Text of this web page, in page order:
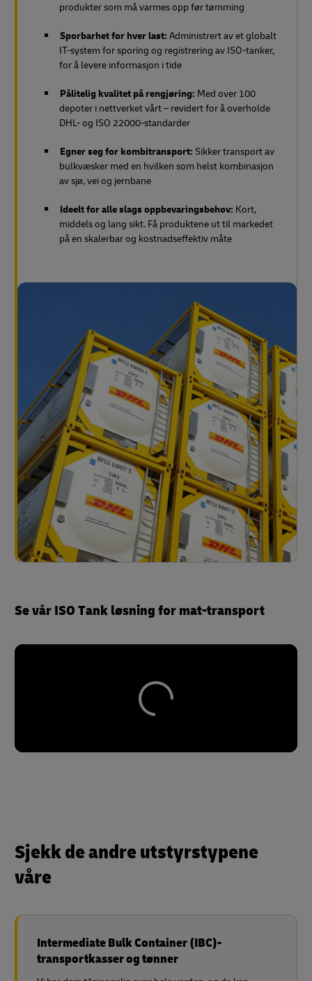
produkter som må varmes opp før tømming
Sporbarhet for hver last: Administrert av et globalt
IT-system for sporing og registrering av ISO-tanker,
for å levere informasjon i tide
Pålitelig kvalitet på rengjøring: Med over 100
depoter i nettverket vårt – revidert for å overholde
DHL- og ISO 22000-standarder
Egner seg for kombitransport: Sikker transport av
bulkvæsker med en hvilken som helst kombinasjon
av sjø, vei og jernbane
Ideelt for alle slags oppbevaringsbehov: Kort,
middels og lang sikt. Få produktene ut til markedet
på en skalerbar og kostnadseffektiv måte
Se vår ISO Tank løsning for mat-transport
Sjekk de andre utstyrstypene
våre
Intermediate Bulk Container (IBC)-
transportkasser og tønner